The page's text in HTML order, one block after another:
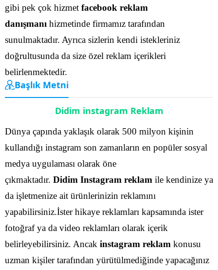
gibi pek çok hizmet facebook reklam
danışmanı hizmetinde firmamız tarafından
sunulmaktadır. Ayrıca sizlerin kendi istekleriniz
doğrultusunda da size özel reklam içerikleri
belirlenmektedir.
Başlık Metni
Didim instagram Reklam
Dünya çapında yaklaşık olarak 500 milyon kişinin
kullandığı instagram son zamanların en popüler sosyal
medya uygulaması olarak öne
çıkmaktadır. Didim Instagram reklam ile kendinize ya
da işletmenize ait ürünlerinizin reklamını
yapabilirsiniz.İster hikaye reklamları kapsamında ister
fotoğraf ya da video reklamları olarak içerik
belirleyebilirsiniz. Ancak instagram reklam konusu
uzman kişiler tarafından yürütülmediğinde yapacağınız